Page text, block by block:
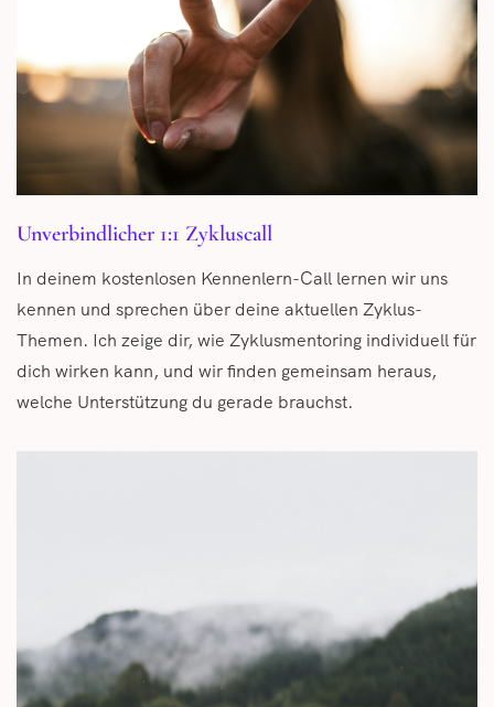
Unverbindlicher 1:1 Zykluscall
In deinem kostenlosen Kennenlern-Call lernen wir uns
kennen und sprechen über deine aktuellen Zyklus-
Themen. Ich zeige dir, wie Zyklusmentoring individuell für
dich wirken kann, und wir finden gemeinsam heraus,
welche Unterstützung du gerade brauchst.